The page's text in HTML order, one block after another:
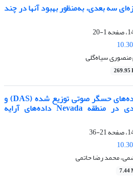
سه بعدی، به‌منظور بهبود آنها در چند
1-20
منصوری سیاه‌گلی
269.95
بررسی تاثیر طول گیج در داده‌های حسگر صوتی توزیع شده (DAS) و
پردازش آن‌ها: مطالعه‌ موردی در منطقه Nevada داده‌های آرایه
21-36
محمد رضا حاتمی
7.44